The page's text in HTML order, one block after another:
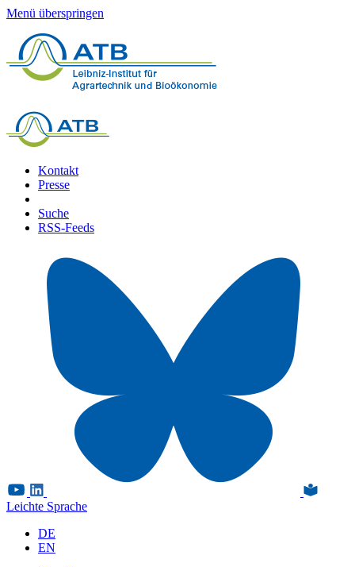
Menü überspringen
Kontakt
Presse
Suche
RSS-Feeds
Leichte Sprache
DE
EN